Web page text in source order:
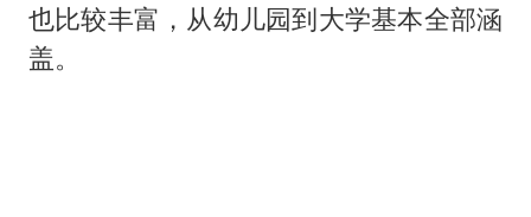
也比较丰富，从幼儿园到大学基本全部涵
盖。